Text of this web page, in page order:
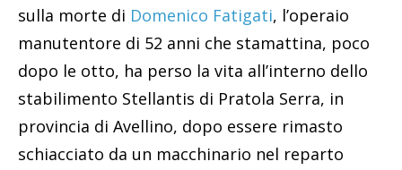
sulla morte di Domenico Fatigati, l’operaio
manutentore di 52 anni che stamattina, poco
dopo le otto, ha perso la vita all’interno dello
stabilimento Stellantis di Pratola Serra, in
provincia di Avellino, dopo essere rimasto
schiacciato da un macchinario nel reparto